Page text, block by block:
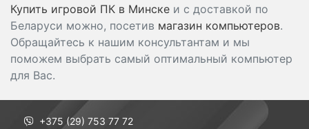
Купить игровой ПК в Минске и с доставкой по
Беларуси можно, посетив магазин компьютеров.
Обращайтесь к нашим консультантам и мы
поможем выбрать самый оптимальный компьютер
для Вас.
+375 (29) 753 77 72